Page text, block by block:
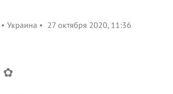
Украина 27 октября 2020, 11:36
✿